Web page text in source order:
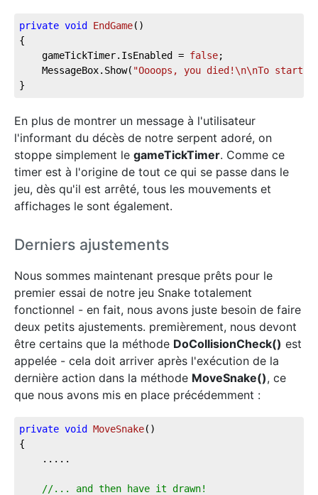
private void EndGame( )
{
gameTickTimer.IsEnabled = false;
MessageBox.Show( "Oooops, you died!\n\nTo start
}
En plus de montrer un message à l'utilisateur
l'informant du décès de notre serpent adoré, on
stoppe simplement le gameTickTimer. Comme ce
timer est à l'origine de tout ce qui se passe dans le
jeu, dès qu'il est arrêté, tous les mouvements et
affichages le sont également.
Derniers ajustements
Nous sommes maintenant presque prêts pour le
premier essai de notre jeu Snake totalement
fonctionnel - en fait, nous avons juste besoin de faire
deux petits ajustements. premièrement, nous devont
être certains que la méthode DoCollisionCheck() est
appelée - cela doit arriver après l'exécution de la
dernière action dans la méthode MoveSnake(), ce
que nous avons mis en place précédemment :
private void MoveSnake( )
{
.....
//... and then have it drawn!